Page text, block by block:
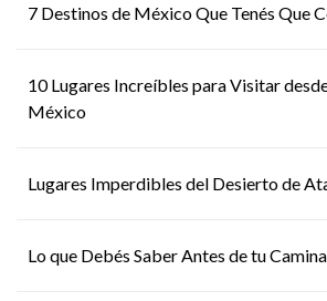
7 Destinos de México Que Tenés Que
10 Lugares Increíbles para Visitar
México
Lugares Imperdibles del Desierto de
Lo que Debés Saber Antes de tu